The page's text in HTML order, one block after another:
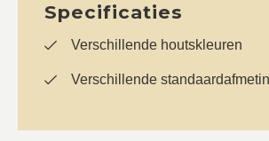
Specificaties
Verschillende houtskleuren
Verschillende